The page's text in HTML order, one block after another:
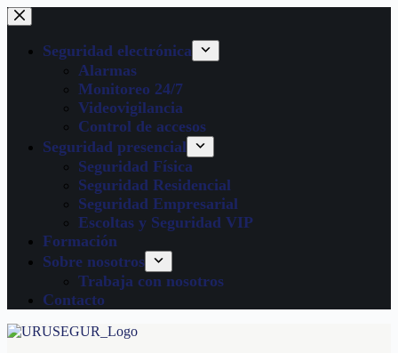
Seguridad electrónica
Alarmas
Monitoreo 24/7
Videovigilancia
Control de accesos
Seguridad presencial
Seguridad Física
Seguridad Residencial
Seguridad Empresarial
Escoltas y Seguridad VIP
Formación
Sobre nosotros
Trabaja con nosotros
Contacto